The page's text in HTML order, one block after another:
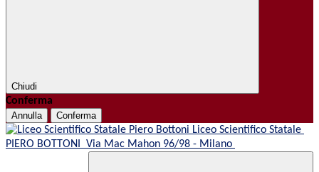
Chiudi
Conferma
Annulla Conferma
Liceo Scientifico Statale
PIERO BOTTONI Via Mac Mahon 96/98 - Milano